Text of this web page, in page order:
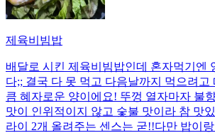
제육비빔밥
배달로 시킨 제육비빔밥인데 혼자먹기엔
다;; 결국 다 못 먹고 다음날까지 먹으려고
큼 혜자로운 양이에요! 뚜껑 열자마자 불
맛이 인위적이지 않고 숯불 맛이라 참 맛
라이 2개 올려주는 센스는 굳!! ​다만 밥이